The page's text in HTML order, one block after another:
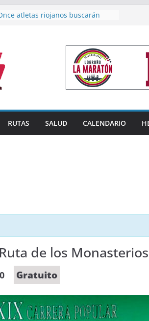
atletas riojanos buscarán
Un bronce en 4×400 y tres puestos
finalista cierran la participación
en en Nacional de Málaga
El equipo femenino del Tritones
alcanza el podio nacional de
en Calahorra
absoluto en Disco
Calahorra acoge este fin de semana
RUTAS SALUD CALENDARIO
de los
Gratuito